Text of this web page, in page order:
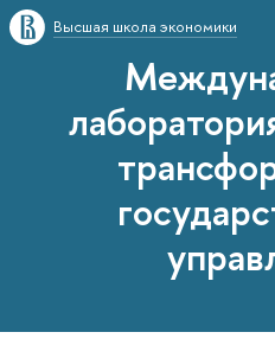
Высшая школа экономики